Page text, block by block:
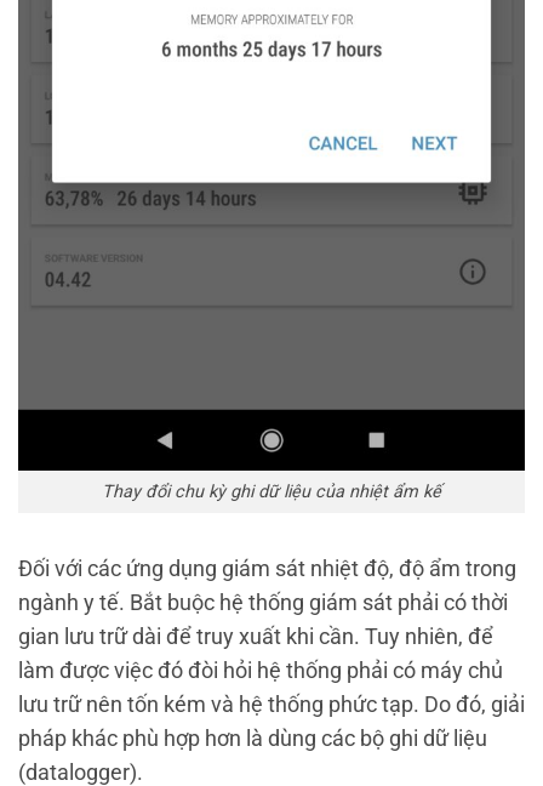
Thay đổi chu kỳ ghi dữ liệu của nhiệt ẩm kế
Đối với các ứng dụng giám sát nhiệt độ, độ ẩm trong
ngành y tế. Bắt buộc hệ thống giám sát phải có thời
gian lưu trữ dài để truy xuất khi cần. Tuy nhiên, để
làm được việc đó đòi hỏi hệ thống phải có máy chủ
lưu trữ nên tốn kém và hệ thống phức tạp. Do đó, giải
pháp khác phù hợp hơn là dùng các bộ ghi dữ liệu
(datalogger).